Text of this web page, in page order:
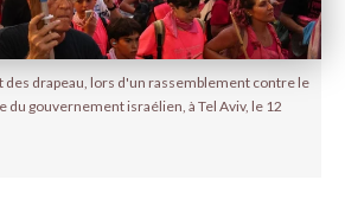
des drapeau, lors d'un rassemblement contre le
du gouvernement israélien, à Tel Aviv, le 12